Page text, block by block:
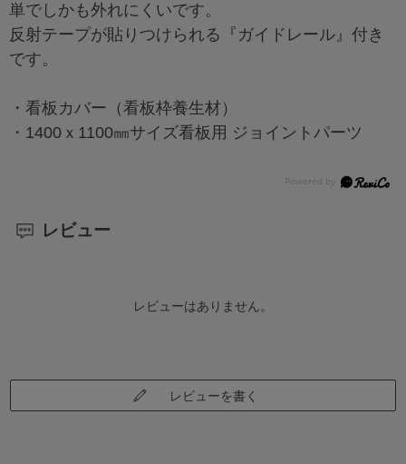
単でしかも外れにくいです。
反射テープが貼りつけられる『ガイドレール』付き
です。
・看板カバー（看板枠養生材）
・1400ｘ1100㎜サイズ看板用 ジョイントパーツ
レビュー
レビューはありません。
レビューを書く